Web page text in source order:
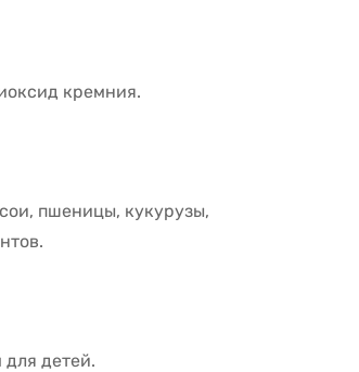
кремния.
пшеницы, кукурузы,
детей.